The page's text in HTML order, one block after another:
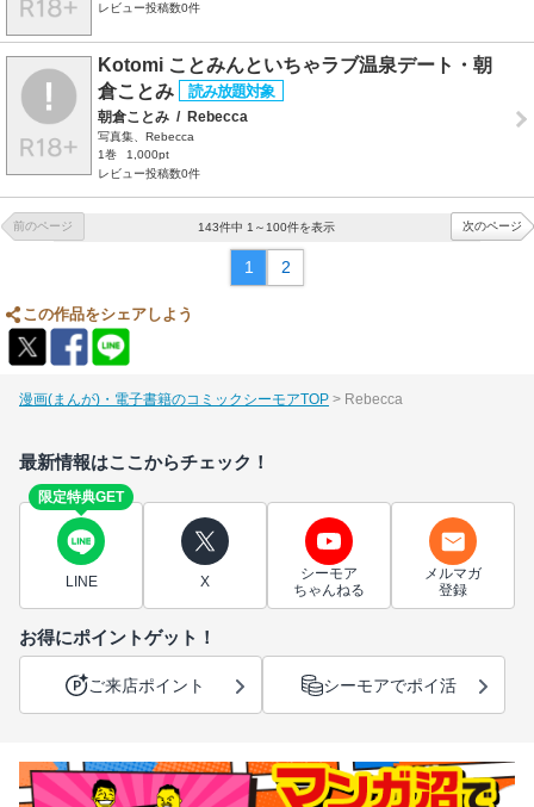
レビュー投稿数0件
Kotomi ことみんといちゃラブ温泉デート・朝
倉ことみ
朝倉ことみ / Rebecca
写真集、Rebecca
1巻
1,000pt
レビュー投稿数0件
前のページ 143件中 1～100件を表示 次のページ
1 2
この作品をシェアしよう
漫画(まんが)・電子書籍のコミックシーモアTOP Rebecca
最新情報はここからチェック！
限定特典GET
LINE X
シーモア
ちゃんねる
メルマガ
登録
お得にポイントゲット！
ご来店ポイント シーモアでポイ活